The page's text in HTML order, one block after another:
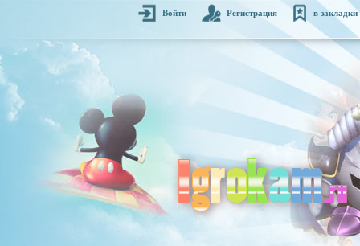
Войти Регистрация в закладки